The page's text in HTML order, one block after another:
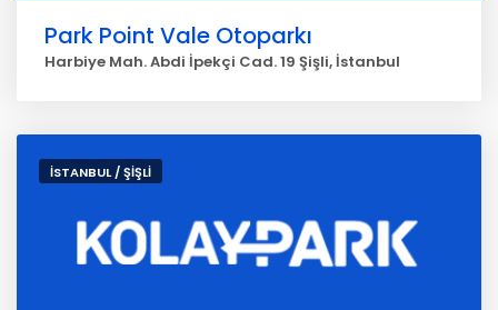
Park Point Vale Otoparkı
Harbiye Mah. Abdi İpekçi Cad. 19 Şişli, İstanbul
İSTANBUL / ŞİŞLİ